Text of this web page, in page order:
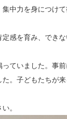
中力を身につけて
感を育み、でき
ていました。事
。子どもたちが
。